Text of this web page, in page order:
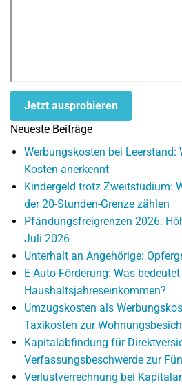
Jetzt ausprobieren
Neueste Beiträge
Werbungskosten bei
Kosten anerkennt
Kindergeld trotz Zweitstudium:
der 20-Stunden-Grenze zählen
Pfändungsfreigrenzen 2026:
Juli 2026
Unterhalt an Angehörige:
E-Auto-Förderung: Was
Haushaltsjahreseinkommen?
Umzugskosten als
Taxikosten zur
Kapitalabfindung für
Verfassungsbeschwerde zur
Verlustverrechnung bei